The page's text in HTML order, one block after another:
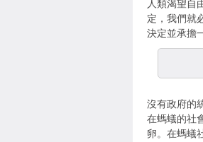
人類渴望自
定，我們就
決定並承擔
沒有政府的
在螞蟻的社
卵。在螞蟻